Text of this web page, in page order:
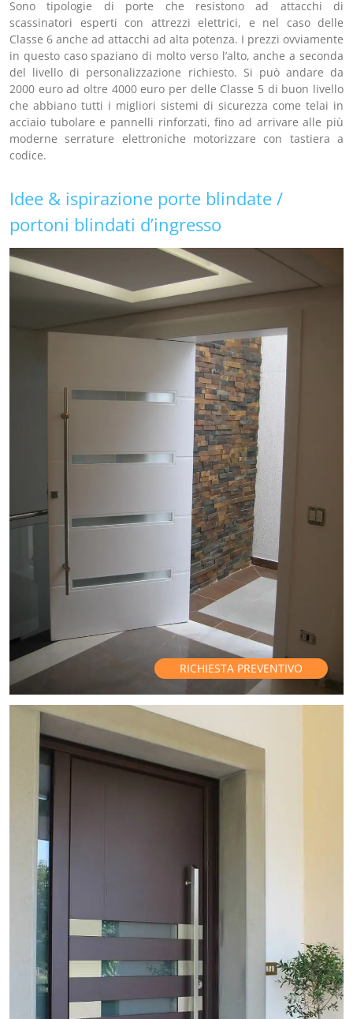
Sono tipologie di porte che resistono ad attacchi di
scassinatori esperti con attrezzi elettrici, e nel caso delle
Classe 6 anche ad attacchi ad alta potenza. I prezzi ovviamente
in questo caso spaziano di molto verso l’alto, anche a seconda
del livello di personalizzazione richiesto. Si può andare da
2000 euro ad oltre 4000 euro per delle Classe 5 di buon livello
che abbiano tutti i migliori sistemi di sicurezza come telai in
acciaio tubolare e pannelli rinforzati, fino ad arrivare alle più
moderne serrature elettroniche motorizzare con tastiera a
codice.
Idee & ispirazione porte blindate /
portoni blindati d’ingresso
RICHIESTA PREVENTIVO